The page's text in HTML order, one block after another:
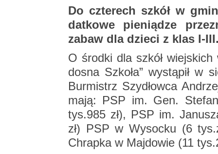
Do czte­rech szkół w
dat­ko­we pie­nią­dze
zabaw dla dzie­ci z klas I-
O środ­ki dla szkół
do­sna Szko­ła” wy­stą­pił w
Bur­mistrz Szy­dłow­ca
ma­ją: PSP im. Gen.
tys.985 zł), PSP im.
zł) PSP w Wy­soc­ku (6
Chrap­ka w Maj­do­wie (11